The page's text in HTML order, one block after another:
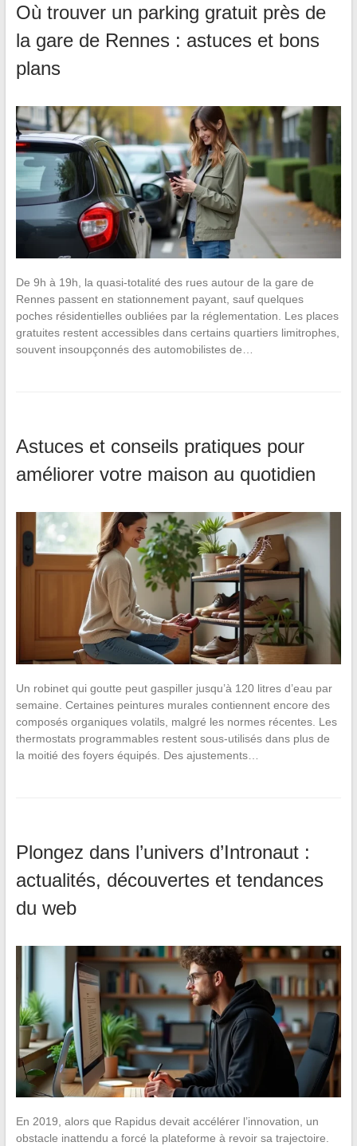
Où trouver un parking gratuit près de
la gare de Rennes : astuces et bons
plans
De 9h à 19h, la quasi-totalité des rues autour de la gare de
Rennes passent en stationnement payant, sauf quelques
poches résidentielles oubliées par la réglementation. Les places
gratuites restent accessibles dans certains quartiers limitrophes,
souvent insoupçonnés des automobilistes de…
Astuces et conseils pratiques pour
améliorer votre maison au quotidien
Un robinet qui goutte peut gaspiller jusqu’à 120 litres d’eau par
semaine. Certaines peintures murales contiennent encore des
composés organiques volatils, malgré les normes récentes. Les
thermostats programmables restent sous-utilisés dans plus de
la moitié des foyers équipés. Des ajustements…
Plongez dans l’univers d’Intronaut :
actualités, découvertes et tendances
du web
En 2019, alors que Rapidus devait accélérer l’innovation, un
obstacle inattendu a forcé la plateforme à revoir sa trajectoire.